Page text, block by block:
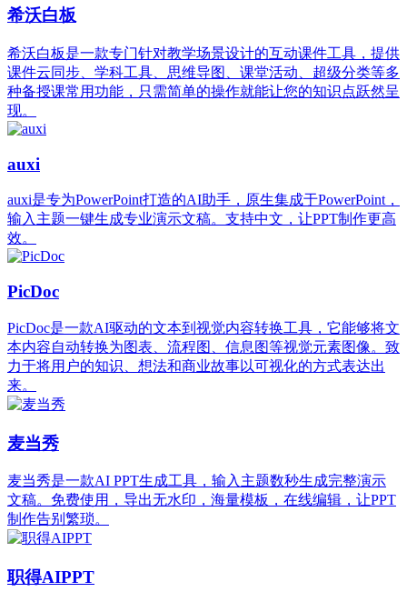
希沃白板
希沃白板是一款专门针对教学场景设计的互动课件工具，提供
课件云同步、学科工具、思维导图、课堂活动、超级分类等多
种备授课常用功能，只需简单的操作就能让您的知识点跃然呈
现。
auxi
auxi是专为PowerPoint打造的AI助手，原生集成于PowerPoint，
输入主题一键生成专业演示文稿。支持中文，让PPT制作更高
效。
PicDoc
PicDoc是一款AI驱动的文本到视觉内容转换工具，它能够将文
本内容自动转换为图表、流程图、信息图等视觉元素图像。致
力于将用户的知识、想法和商业故事以可视化的方式表达出
来。
麦当秀
麦当秀是一款AI PPT生成工具，输入主题数秒生成完整演示
文稿。免费使用，导出无水印，海量模板，在线编辑，让PPT
制作告别繁琐。
职得AIPPT